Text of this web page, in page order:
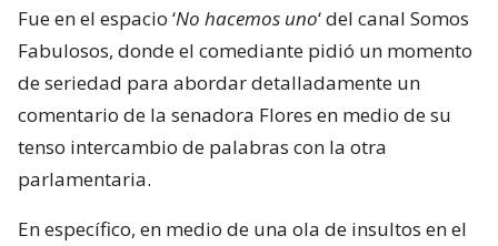
Fue en el espacio ‘No hacemos uno‘ del canal Somos
Fabulosos, donde el comediante pidió un momento
de seriedad para abordar detalladamente un
comentario de la senadora Flores en medio de su
tenso intercambio de palabras con la otra
parlamentaria.
En específico, en medio de una ola de insultos en el